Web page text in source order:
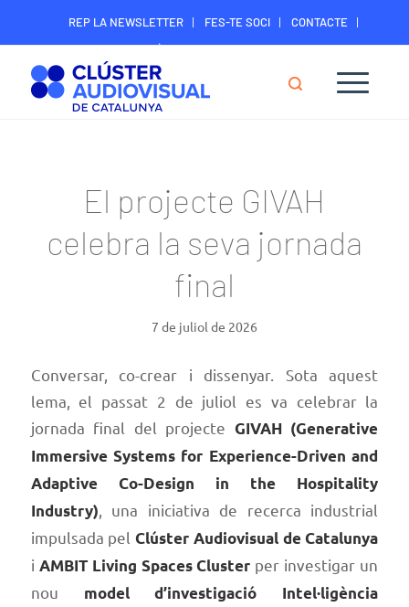
REP LA NEWSLETTER FES-TE SOCI
CONTACTE
ÀREA DIGITAL SOCIS
El projecte GIVAH
celebra la seva jornada
final
7 de juliol de 2026
Conversar, co-crear i dissenyar. Sota aquest
lema, el passat 2 de juliol es va celebrar la
jornada final del projecte GIVAH (Generative
Immersive Systems for Experience-Driven and
Adaptive Co-Design in the Hospitality
Industry) , una iniciativa de recerca industrial
impulsada pelClúster Audiovisual de Catalunya
i AMBIT Living Spaces Cluster per investigar un
nou model d’investigació Intel·ligència